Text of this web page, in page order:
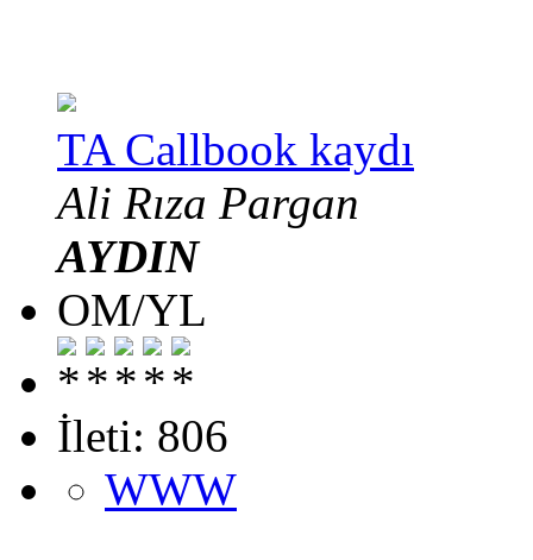
TA Callbook kaydı
Ali Rıza Pargan
AYDIN
OM/YL
İleti: 806
WWW